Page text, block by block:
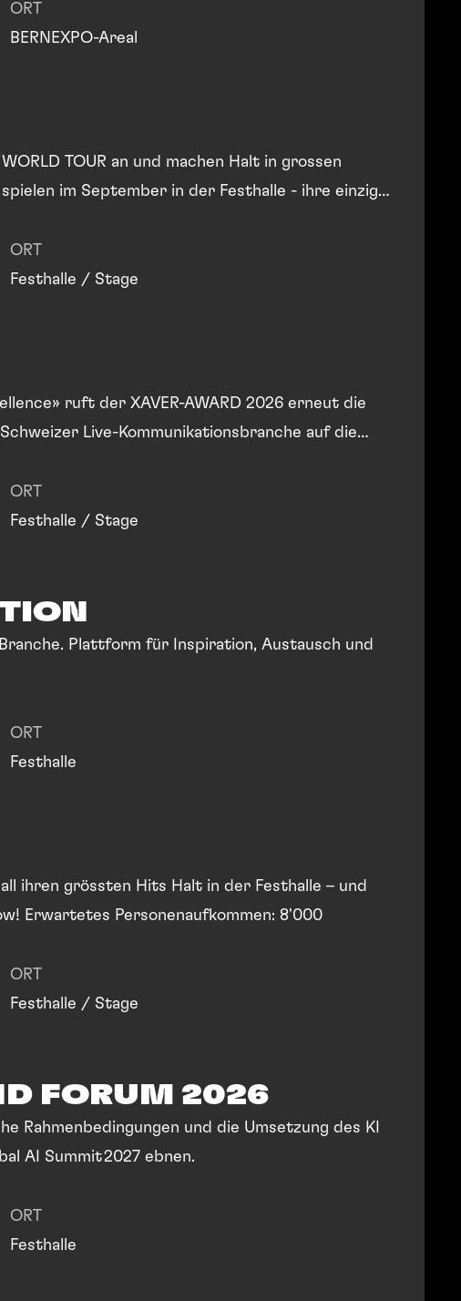
ORT
BERNEXPO-Areal
TOUR an und machen Halt in grossen
im September in der Festhalle - ihre einzige
ORT
Festhalle / Stage
ruft der XAVER-AWARD 2026 erneut die
Live-Kommunikationsbranche auf die
ORT
Festhalle / Stage
Plattform für Inspiration, Austausch und
ORT
Festhalle
ihren grössten Hits Halt in der Festhalle – und
Erwartetes Personenaufkommen: 8'000
ORT
Festhalle / Stage
FORUM 2026
Rahmenbedingungen und die Umsetzung des KI
AI Summit 2027 ebnen.
ORT
Festhalle